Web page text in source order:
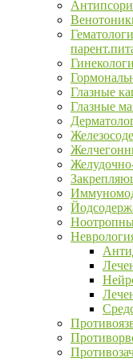
Глазные
Глазные